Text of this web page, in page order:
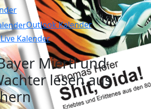
Outlook Kalender
Kalender
Miertl und
lesen aus